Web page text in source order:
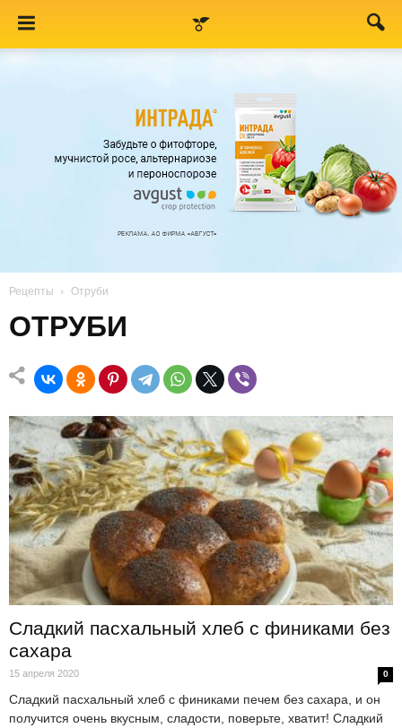
Рецепты Отруби
ОТРУБИ
Сладкий пасхальный хлеб с финиками без
сахара
15 апреля 2020 0
Сладкий пасхальный хлеб с финиками печем без сахара, и он
получится очень вкусным, сладости, поверьте, хватит! Сладкий